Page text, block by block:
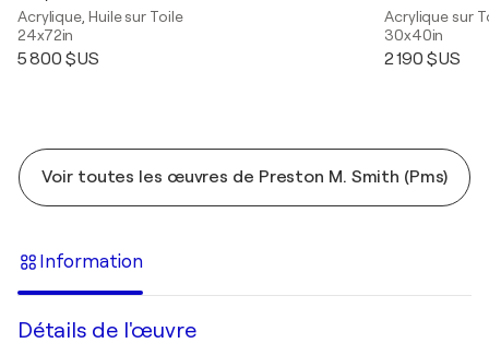
Acrylique, Huile sur Toile
24x72in
5 800 $US
Acrylique sur
30x40in
2 190 $US
Voir toutes les œuvres de Preston M. Smith (Pms)
Information
Détails de l'œuvre